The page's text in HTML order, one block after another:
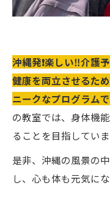
沖縄発❗️楽しい‼️介護
健康を両立させるた
ニークなプログラムで
の教室では、身体機
ることを目指していま
是非、沖縄の風景の
し、心も体も元気に